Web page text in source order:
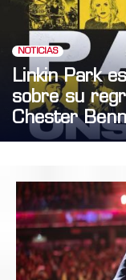
NOTICIAS
Linkin Park
sobre su
Chester